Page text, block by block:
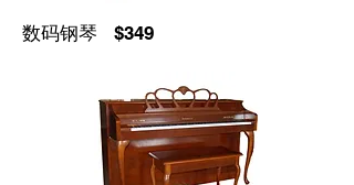
数码钢琴 $349